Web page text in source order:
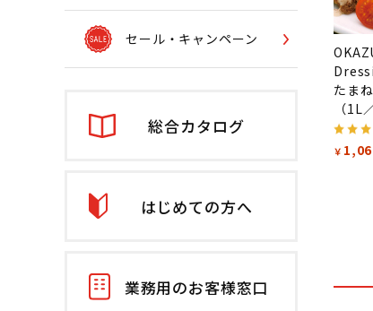
セール・キャンペーン
総合カタログ
はじめての方へ
業務用のお客様窓口
たま
（1L
￥